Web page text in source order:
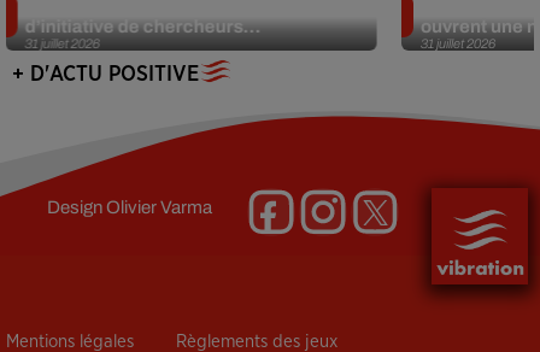
31 juillet 2026
d’initiative de chercheurs...
31 juillet 2026
ouvrent une
+ D'ACTU POSITIVE
DesignOlivier Varma
Mentions légales Règlements des jeux